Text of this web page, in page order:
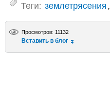
Теги: землетрясения,
Просмотров: 11132
Вставить в блог